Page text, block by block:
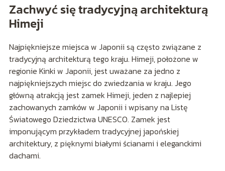
Zachwyć się tradycyjną architekturą
Himeji
Najpiękniejsze miejsca w Japonii są często związane z
tradycyjną architekturą tego kraju. Himeji, położone w
regionie Kinki w Japonii, jest uważane za jedno z
najpiękniejszych miejsc do zwiedzania w kraju. Jego
główną atrakcją jest zamek Himeji, jeden z najlepiej
zachowanych zamków w Japonii i wpisany na Listę
Światowego Dziedzictwa UNESCO. Zamek jest
imponującym przykładem tradycyjnej japońskiej
architektury, z pięknymi białymi ścianami i eleganckimi
dachami.